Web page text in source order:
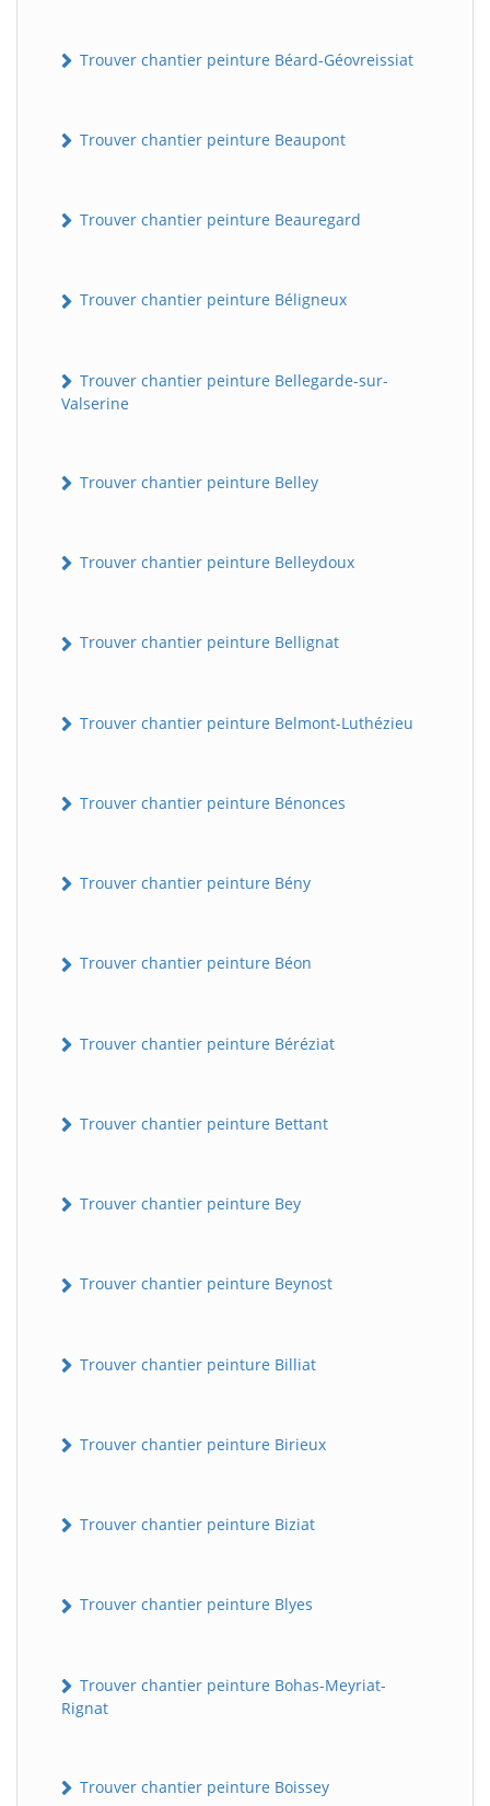
Trouver chantier peinture Béard-Géovreissiat
Trouver chantier peinture Beaupont
Trouver chantier peinture Beauregard
Trouver chantier peinture Béligneux
Trouver chantier peinture Bellegarde-sur-
Valserine
Trouver chantier peinture Belley
Trouver chantier peinture Belleydoux
Trouver chantier peinture Bellignat
Trouver chantier peinture Belmont-Luthézieu
Trouver chantier peinture Bénonces
Trouver chantier peinture Bény
Trouver chantier peinture Béon
Trouver chantier peinture Béréziat
Trouver chantier peinture Bettant
Trouver chantier peinture Bey
Trouver chantier peinture Beynost
Trouver chantier peinture Billiat
Trouver chantier peinture Birieux
Trouver chantier peinture Biziat
Trouver chantier peinture Blyes
Trouver chantier peinture Bohas-Meyriat-
Rignat
Trouver chantier peinture Boissey